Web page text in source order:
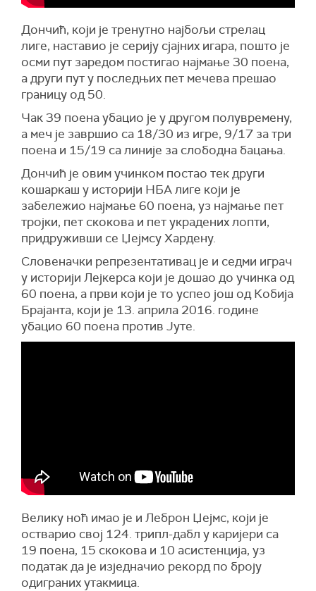
Дончић, који је тренутно најбољи стрелац
лиге, наставио је серију сјајних игара, пошто је
осми пут заредом постигао најмање 30 поена,
а други пут у последњих пет мечева прешао
границу од 50.
Чак 39 поена убацио је у другом полувремену,
а меч је завршио са 18/30 из игре, 9/17 за три
поена и 15/19 са линије за слободна бацања.
Дончић је овим учинком постао тек други
кошаркаш у историји НБА лиге који је
забележио најмање 60 поена, уз најмање пет
тројки, пет скокова и пет украдених лопти,
придруживши се Џејмсу Хардену.
Словеначки репрезентативац је и седми играч
у историји Лејкерса који је дошао до учинка од
60 поена, а први који је то успео још од Кобија
Брајанта, који је 13. априла 2016. године
убацио 60 поена против Јуте.
Велику ноћ имао је и Леброн Џејмс, који је
остварио свој 124. трипл-дабл у каријери са
19 поена, 15 скокова и 10 асистенција, уз
податак да је изједначио рекорд по броју
одиграних утакмица.